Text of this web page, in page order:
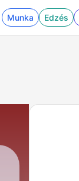
Munka Edzés